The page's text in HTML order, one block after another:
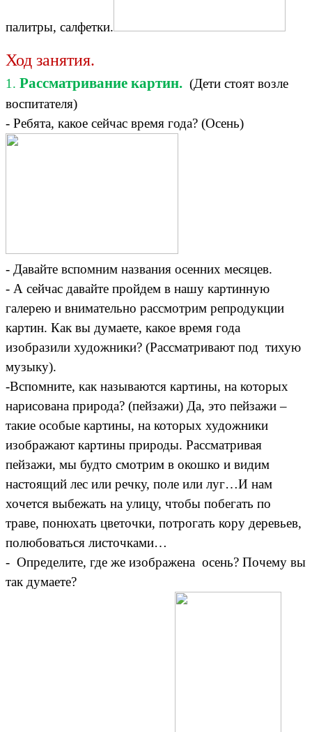
палитры, салфетки.
Ход занятия.
1. Рассматривание картин. (Дети стоят возле
воспитателя)
- Ребята, какое сейчас время года? (Осень)
- Давайте вспомним названия осенних месяцев.
- А сейчас давайте пройдем в нашу картинную
галерею и внимательно рассмотрим репродукции
картин. Как вы думаете, какое время года
изобразили художники? (Рассматривают под тихую
музыку).
-Вспомните, как называются картины, на которых
нарисована природа? (пейзажи) Да, это пейзажи –
такие особые картины, на которых художники
изображают картины природы. Рассматривая
пейзажи, мы будто смотрим в окошко и видим
настоящий лес или речку, поле или луг…И нам
хочется выбежать на улицу, чтобы побегать по
траве, понюхать цветочки, потрогать кору деревьев,
полюбоваться листочками…
- Определите, где же изображена осень? Почему вы
так думаете?